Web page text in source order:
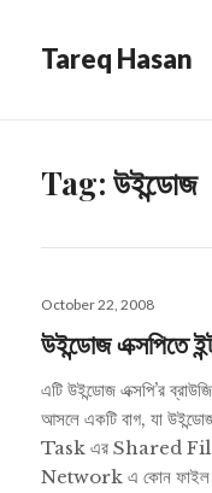
Tareq Hasan
Tag:উইন্ডোজ
Posted
October 22, 2008
উইন্ডোজ এক্সপিতে
এটি উইন্ডোজ এক্সপি’র
আসলে একটি বাগ, যা
Task এর Shared File
Network এ কোন ফাইল